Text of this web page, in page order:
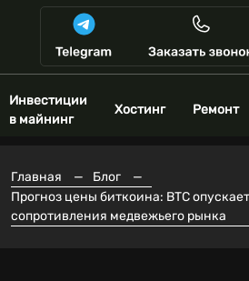
Инвестиции
в майнинг
Хостинг Ремонт
Главная — Блог
—
Прогноз цены биткоина: BTC
сопротивления медвежьего рынка